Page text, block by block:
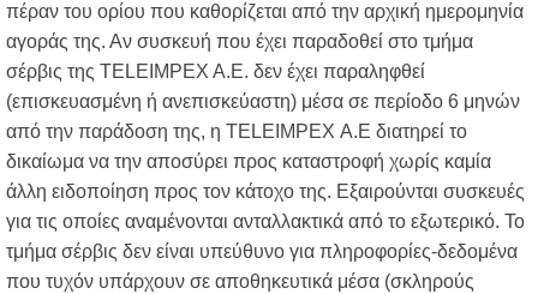
πέραν του ορίου που καθορίζεται από την αρχική ημερομηνία
αγοράς της. Αν συσκευή που έχει παραδοθεί στο τμήμα
σέρβις της TELEIMPEX A.E. δεν έχει παραληφθεί
(επισκευασμένη ή ανεπισκεύαστη) μέσα σε περίοδο 6 μηνών
από την παράδοση της, η ΤΕLEIMPEX Α.Ε διατηρεί το
δικαίωμα να την αποσύρει προς καταστροφή χωρίς καμία
άλλη ειδοποίηση προς τον κάτοχο της. Εξαιρούνται συσκευές
για τις οποίες αναμένονται ανταλλακτικά από το εξωτερικό. Το
τμήμα σέρβις δεν είναι υπεύθυνο για πληροφορίες-δεδομένα
που τυχόν υπάρχουν σε αποθηκευτικά μέσα (σκληρούς